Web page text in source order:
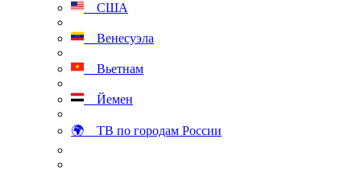
США
Венесуэла
Вьетнам
Йемен
🌍 ТВ по городам России